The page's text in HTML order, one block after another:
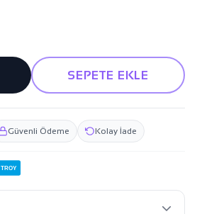
SEPETE EKLE
Güvenli Ödeme Kolay İade
TROY